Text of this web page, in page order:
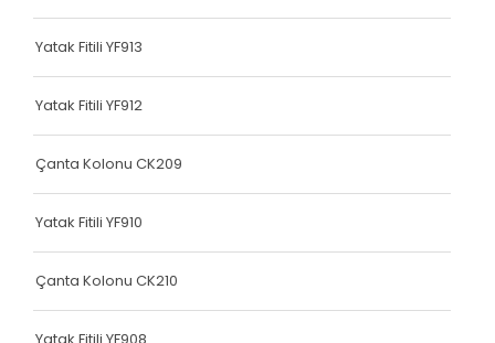
Hava Kapsülü
Hava Kapsülü
Hava Kapsülü
Dokuma Lastiği
Yatak Fitili YF913
Yatak Fitili YF912
Çanta Kolonu CK209
Yatak Fitili YF910
Çanta Kolonu CK210